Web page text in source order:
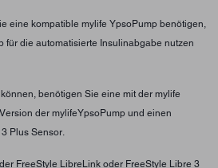
eine kompatible mylife YpsoPump benötigen,
für die automatisierte Insulinabgabe nutzen
benötigen Sie eine mit der mylife
der mylifeYpsoPump und einen
Plus Sensor.
FreeStyle LibreLink oder FreeStyle Libre 3